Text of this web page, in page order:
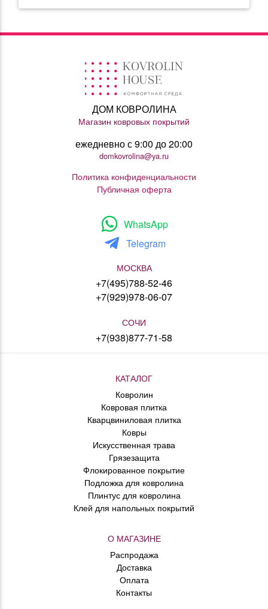
ДОМ КОВРОЛИНА
Магазин ковровых покрытий
ежедневно с 9:00 до 20:00
domkovrolina@ya.ru
Политика конфиденциальности
Публичная оферта
WhatsApp
Telegram
МОСКВА
+7(495)788-52-46
+7(929)978-06-07
СОЧИ
+7(938)877-71-58
КАТАЛОГ
Ковролин
Ковровая плитка
Кварцвиниловая плитка
Ковры
Искусственная трава
Грязезащита
Флокированное покрытие
Подложка для ковролина
Плинтус для ковролина
Клей для напольных покрытий
О МАГАЗИНЕ
Распродажа
Доставка
Оплата
Контакты